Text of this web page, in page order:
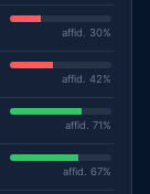
affid. 30%
affid. 42%
affid. 71%
affid. 67%